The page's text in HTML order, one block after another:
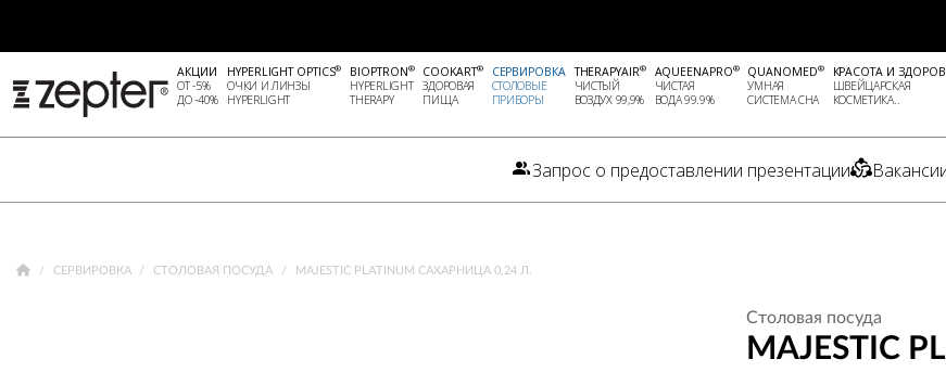
АКЦИИ
ОТ -5%
ДО -40%
HYPERLIGHT OPTICS®
ОЧКИ И ЛИНЗЫ
HYPERLIGHT
BIOPTRON®
HYPERLIGHT
THERAPY
COOKART®
ЗДОРОВАЯ
ПИЩА
СЕРВИРОВКА
СТОЛОВЫЕ
ПРИБОРЫ
THERAPYAIR®
ЧИСТЫЙ
ВОЗДУХ 99,9%
AQUEENAPRO®
ЧИСТАЯ
ВОДА 99.9%
QUANOMED®
УМНАЯ
СИСТЕМА СНА
КРАСОТА И
ШВЕЙЦАРСКАЯ
КОСМЕТИКА..
Запрос о предоставлении презентации
СЕРВИРОВКА СТОЛОВАЯ ПОСУДА MAJESTIC PLATINUM САХАРНИЦА 0,24 Л.
Столовая посуда
MAJESTIC